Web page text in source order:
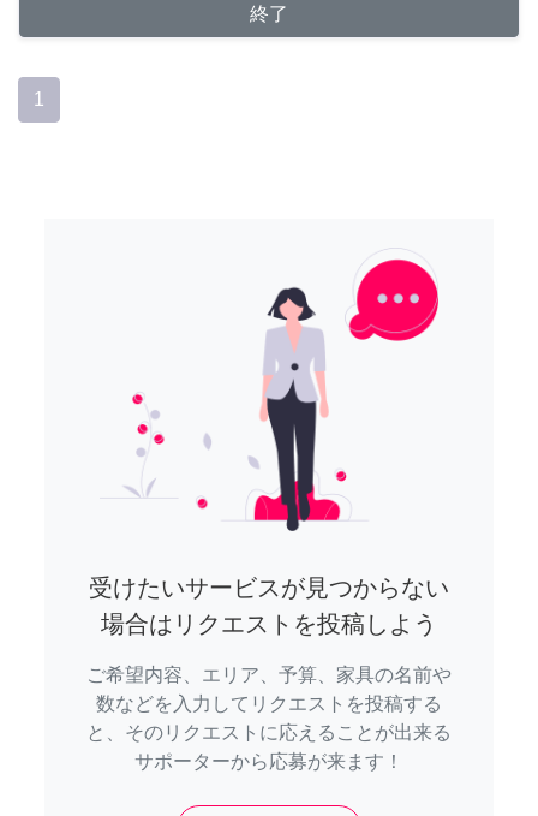
終了
1
受けたいサービスが見つからない
場合はリクエストを投稿しよう
ご希望内容、エリア、予算、家具の名前や
数などを入力してリクエストを投稿する
と、そのリクエストに応えることが出来る
サポーターから応募が来ます！